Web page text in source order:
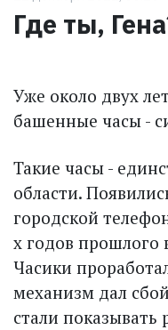
Где ты,
Уже около двух
башенные часы -
Такие часы -
области.
городской
х годов прошлого
Часики
механизм дал
стали показывать